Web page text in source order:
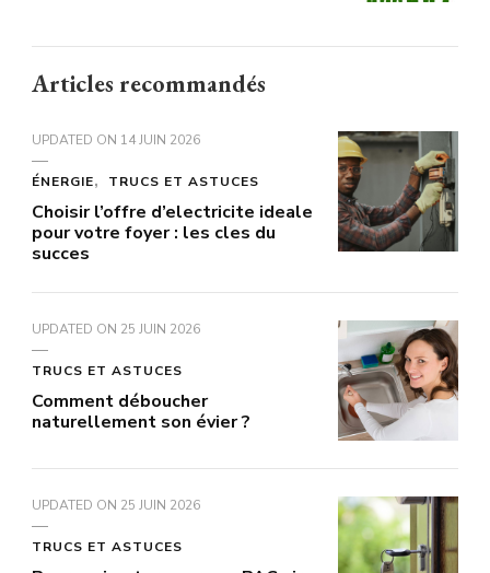
Articles recommandés
UPDATED ON 14 JUIN 2026
ÉNERGIE TRUCS ET ASTUCES
Choisir l’offre d’electricite ideale
pour votre foyer : les cles du
succes
UPDATED ON 25 JUIN 2026
TRUCS ET ASTUCES
Comment déboucher
naturellement son évier ?
UPDATED ON 25 JUIN 2026
TRUCS ET ASTUCES